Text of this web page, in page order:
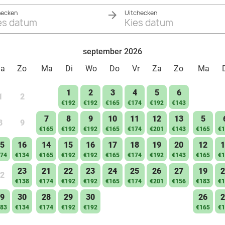
datum
Uitchecken
Kies datum
Zo
2
9
16
€134
23
€138
30
€134
september 2026
Ma
Di Wo Do Vr Za Zo
1
€192
2
€192
3
€165
4
€174
5
€192
6
€143
7
€165
8
€192
9
€192
10
€165
11
€174
12
€201
13
€143
14
€165
15
€192
16
€192
17
€165
18
€174
19
€192
20
€143
21
€174
22
€192
23
€192
24
€165
25
€174
26
€201
27
€156
28
€174
29
€192
30
€192
Ma
5
€165
12
€165
19
€183
26
€165